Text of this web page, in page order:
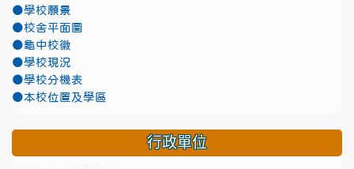
●學校願景
●校舍平面圖
●龜中校徽
●學校現況
●學校分機表
●本校位置及學區
行政單位